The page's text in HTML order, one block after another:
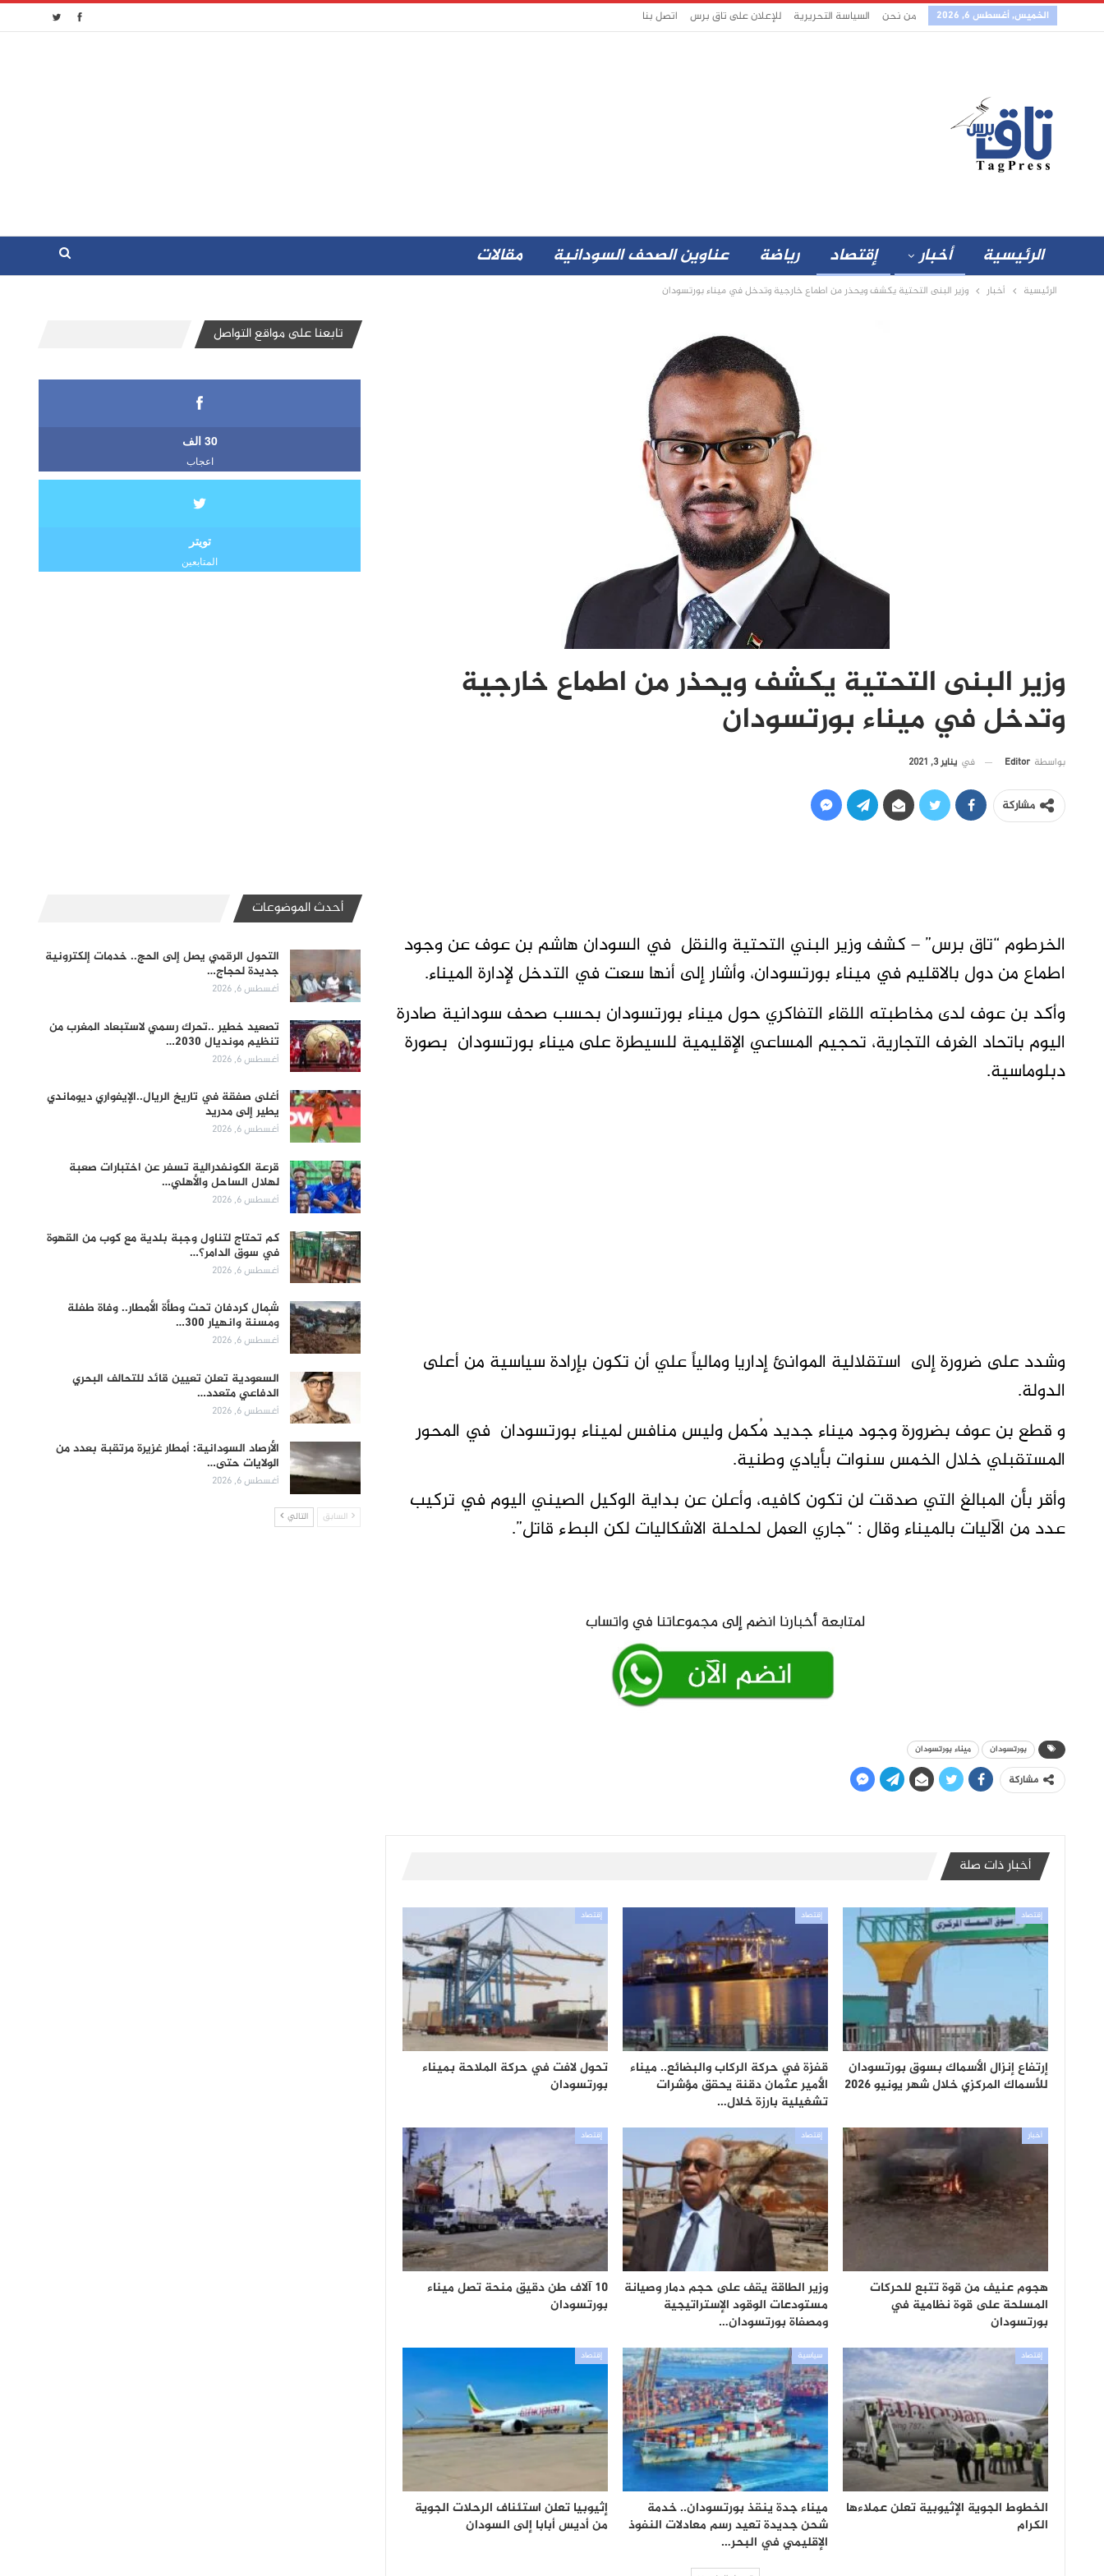
الخميس, أغسطس 6, 2026 من نحن السياسة التحريرية للإعلان على تاق برس اتصل بنا
الرئيسية أخبار إقتصاد رياضة عناوين الصحف السودانية مقالات
الرئيسية أخبار وزير البنى التحتية يكشف ويحذر من اطماع خارجية وتدخل في ميناء بورتسودان
وزير البنى التحتية يكشف ويحذر من اطماع خارجية
وتدخل في ميناء بورتسودان
بواسطة Editor في يناير 3, 2021
مشاركة
الخرطوم “تاق برس” – كشف وزير البني التحتية والنقل في السودان هاشم بن عوف عن وجود
اطماع من دول بالاقليم في ميناء بورتسودان، وأشار إلى أنها سعت في التدخل لإدارة الميناء.
وأكد بن عوف لدى مخاطبته اللقاء التفاكري حول ميناء بورتسودان بحسب صحف سودانية صادرة
اليوم باتحاد الغرف التجارية، تحجيم المساعي الإقليمية للسيطرة على ميناء بورتسودان بصورة
دبلوماسية.
وشدد على ضرورة إلى استقلالية الموانئ إداريا ومالياً علي أن تكون بإرادة سياسية من أعلى
الدولة.
و قطع بن عوف بضرورة وجود ميناء جديد مُكمل وليس منافس لميناء بورتسودان في المحور
المستقبلي خلال الخمس سنوات بأيادي وطنية.
وأقر بأن المبالغ التي صدقت لن تكون كافيه، وأعلن عن بداية الوكيل الصيني اليوم في تركيب
عدد من الآليات بالميناء وقال : “جاري العمل لحلحلة الاشكاليات لكن البطء قاتل”.
بورتسودان ميناء بورتسودان
مشاركة
أخبار ذات صلة
إقتصاد
إرتفاع إنزال الأسماك بسوق بورتسودان
للأسماك المركزي خلال شهر يونيو 2026
إقتصاد
قفزة في حركة الركاب والبضائع.. ميناء
الأمير عثمان دقنة يحقق مؤشرات
تشغيلية بارزة خلال…
إقتصاد
تحول لافت في حركة الملاحة بميناء
بورتسودان
أخبار
هجوم عنيف من قوة تتبع للحركات
المسلحة على قوة نظامية في
بورتسودان
إقتصاد
وزير الطاقة يقف على حجم دمار وصيانة
مستودعات الوقود الإستراتيجية
ومصفاة بورتسودان…
إقتصاد
10 آلاف طن دقيق منحة تصل ميناء
بورتسودان
إقتصاد
الخطوط الجوية الإثيوبية تعلن عملاءها
الكرام
سياسية
ميناء جدة ينقذ بورتسودان.. خدمة
شحن جديدة تعيد رسم معادلات النفوذ
الإقليمي في البحر…
إقتصاد
إثيوبيا تعلن استئناف الرحلات الجوية
من أديس أبابا إلى السودان
تابعنا على مواقع التواصل
30 الف
اعجاب
تويتر
المتابعين
أحدث الموضوعات
التحول الرقمي يصل إلى الحج.. خدمات إلكترونية
جديدة لحجاج…
أغسطس 6, 2026
تصعيد خطير ..تحرك رسمي لاستبعاد المغرب من
تنظيم مونديال 2030…
أغسطس 6, 2026
أغلى صفقة في تاريخ الريال..الإيفواري ديوماندي
يطير إلى مدريد
أغسطس 6, 2026
قرعة الكونفدرالية تسفر عن اختبارات صعبة
لهلال الساحل والأهلي…
أغسطس 6, 2026
كم تحتاج لتناول وجبة بلدية مع كوب من القهوة
في سوق الدامر؟…
أغسطس 6, 2026
شمال كردفان تحت وطأة الأمطار.. وفاة طفلة
ومُسنة وانهيار 300…
أغسطس 6, 2026
السعودية تعلن تعيين قائد للتحالف البحري
الدفاعي متعدد…
أغسطس 6, 2026
الأرصاد السودانية: أمطار غزيرة مرتقبة بعدد من
الولايات حتى…
أغسطس 6, 2026
السابق التالي